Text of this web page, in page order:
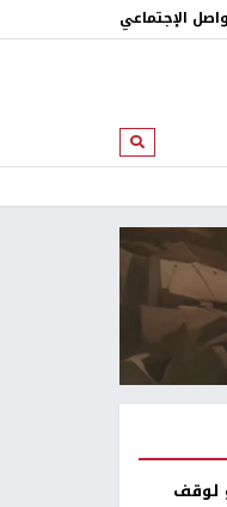
الإجتماعي
ابحث
لوقف